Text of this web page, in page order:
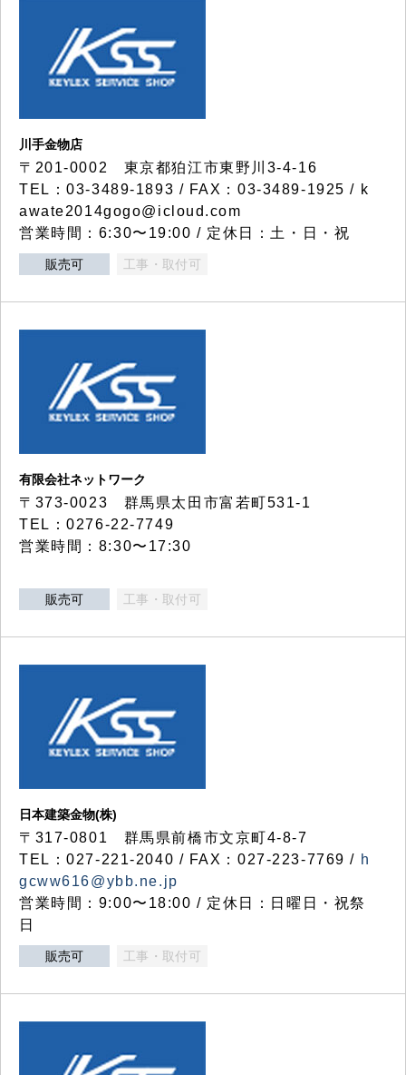
川手金物店
〒201-0002 東京都狛江市東野川3-4-16
TEL：03-3489-1893 / FAX：03-3489-1925 / k
awate2014gogo@icloud.com
営業時間：6:30〜19:00 / 定休日：土・日・祝
販売可 工事・取付可
有限会社ネットワーク
〒373-0023 群馬県太田市富若町531-1
TEL：0276-22-7749
営業時間：8:30〜17:30
販売可 工事・取付可
日本建築金物(株)
〒317‐0801 群馬県前橋市文京町4-8-7
TEL：027-221-2040 / FAX：027-223-7769 / h
gcww616@ybb.ne.jp
営業時間：9:00〜18:00 / 定休日：日曜日・祝祭
日
販売可 工事・取付可